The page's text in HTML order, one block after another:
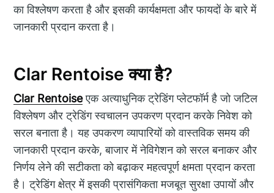
का विश्लेषण करता है और इसकी कार्यक्षमता और फायदों के बारे में
जानकारी प्रदान करता है।
Clar Rentoise क्या है?
Clar Rentoiseएक अत्याधुनिक ट्रेडिंग प्लेटफॉर्म है जो जटिल
विश्लेषण और ट्रेडिंग स्वचालन उपकरण प्रदान करके निवेश को
सरल बनाता है। यह उपकरण व्यापारियों को वास्तविक समय की
जानकारी प्रदान करके, बाजार में नेविगेशन को सरल बनाकर और
निर्णय लेने की सटीकता को बढ़ाकर महत्वपूर्ण क्षमता प्रदान करता
है। ट्रेडिंग क्षेत्र में इसकी प्रासंगिकता मजबूत सुरक्षा उपायों और